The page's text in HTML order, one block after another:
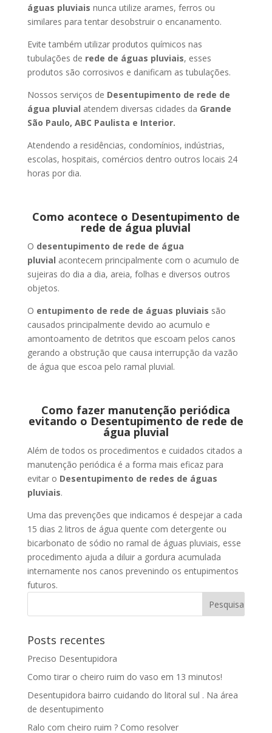
águas pluviais nunca utilize arames, ferros ou
similares para tentar desobstruir o encanamento.
Evite também utilizar produtos químicos nas
tubulações de rede de águas pluviais, esses
produtos são corrosivos e danificam as tubulações.
Nossos serviços de Desentupimento de rede de
água pluvial atendem diversas cidades da Grande
São Paulo, ABC Paulista e Interior.
Atendendo a residências, condomínios, indústrias,
escolas, hospitais, comércios dentro outros locais 24
horas por dia.
Como acontece o Desentupimento de
rede de água pluvial
O desentupimento de rede de água
pluvial acontecem principalmente com o acumulo de
sujeiras do dia a dia, areia, folhas e diversos outros
objetos.
O entupimento de rede de águas pluviais são
causados principalmente devido ao acumulo e
amontoamento de detritos que escoam pelos canos
gerando a obstrução que causa interrupção da vazão
de água que escoa pelo ramal pluvial.
Como fazer manutenção periódica
evitando o Desentupimento de rede de
água pluvial
Além de todos os procedimentos e cuidados citados a
manutenção periódica é a forma mais eficaz para
evitar o Desentupimento de redes de águas
pluviais.
Uma das prevenções que indicamos é despejar a cada
15 dias 2 litros de água quente com detergente ou
bicarbonato de sódio no ramal de águas pluviais, esse
procedimento ajuda a diluir a gordura acumulada
internamente nos canos prevenindo os entupimentos
futuros.
Posts recentes
Preciso Desentupidora
Como tirar o cheiro ruim do vaso em 13 minutos!
Desentupidora bairro cuidando do litoral sul . Na área
de desentupimento
Ralo com cheiro ruim ? Como resolver